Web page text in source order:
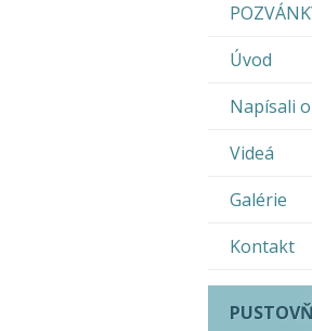
Úvod
Napísali
Videá
Galérie
Kontakt